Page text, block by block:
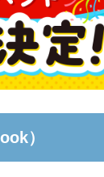
）